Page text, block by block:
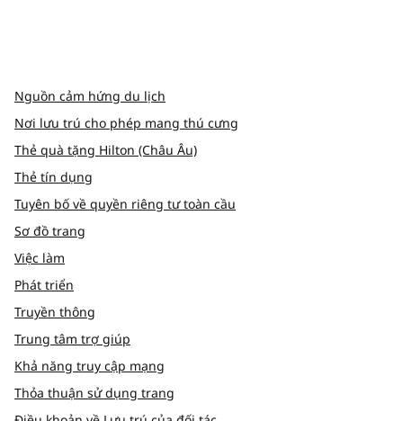
Nguồn cảm hứng du lịch
Nơi lưu trú cho phép mang thú cưng
Thẻ quà tặng Hilton (Châu Âu)
Thẻ tín dụng
Tuyên bố về quyền riêng tư toàn cầu
Sơ đồ trang
Việc làm
Phát triển
Truyền thông
Trung tâm trợ giúp
Khả năng truy cập mạng
Thỏa thuận sử dụng trang